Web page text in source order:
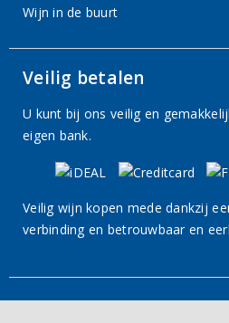
Wijn in de buurt
Veilig betalen
U kunt bij ons veilig en
eigen bank.
Veilig wijn kopen mede dankzij
verbinding en betrouwbaar en